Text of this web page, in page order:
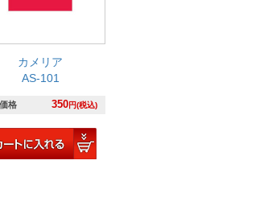
カメリア
AS-101
格 350円(税込)